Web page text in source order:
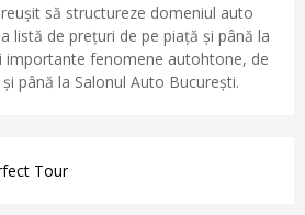
să structureze domeniul auto
listă de prețuri de pe piață și până la
importante fenomene autohtone, de
până la Salonul Auto București.